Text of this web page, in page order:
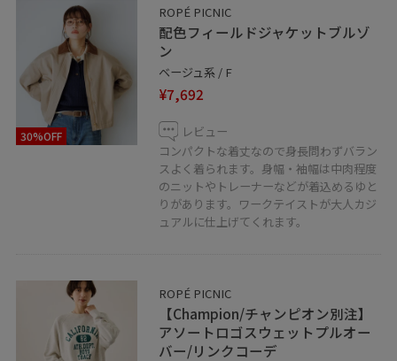
30%OFF
ROPÉ PICNIC
配色フィールドジャケットブルゾ
ン
ベージュ系 / F
¥7,692
レビュー
コンパクトな着丈なので身長問わずバラン
スよく着られます。身幅・袖幅は中肉程度
のニットやトレーナーなどが着込めるゆと
りがあります。ワークテイストが大人カジ
ュアルに仕上げてくれます。
ROPÉ PICNIC
【Champion/チャンピオン別注】
アソートロゴスウェットプルオー
バー/リンクコーデ